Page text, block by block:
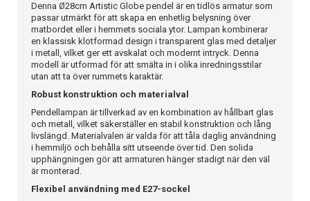
Denna Ø28cm Artistic Globe pendel är en tidlös armatur som
passar utmärkt för att skapa en enhetlig belysning över
matbordet eller i hemmets sociala ytor. Lampan kombinerar
en klassisk klotformad design i transparent glas med detaljer
i metall, vilket ger ett avskalat och modernt intryck. Denna
modell är utformad för att smälta in i olika inredningsstilar
utan att ta över rummets karaktär.
Robust konstruktion och materialval
Pendellampan är tillverkad av en kombination av hållbart glas
och metall, vilket säkerställer en stabil konstruktion och lång
livslängd. Materialvalen är valda för att tåla daglig användning
i hemmiljö och behålla sitt utseende över tid. Den solida
upphängningen gör att armaturen hänger stadigt när den väl
är monterad.
Flexibel användning med E27-sockel